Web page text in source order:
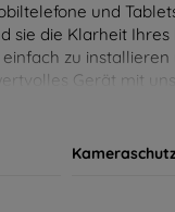
und
sie die Klarheit
zu
Gerät mit